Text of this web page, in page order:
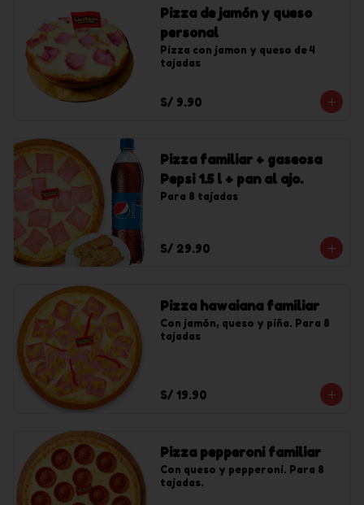
Pizza de jamón y queso
personal
Pizza con jamon y queso de 4
tajadas
S/ 9.90
Pizza familiar + gaseosa
Pepsi 1.5 l + pan al ajo.
Para 8 tajadas
S/ 29.90
Pizza hawaiana familiar
Con jamón, queso y piña. Para 8
tajadas
S/ 19.90
Pizza pepperoni familiar
Con queso y pepperoni. Para 8
tajadas.